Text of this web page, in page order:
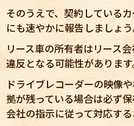
そのうえで、契約している
にも速やかに報告しましょう
リース車の所有者はリース
違反となる可能性があります
ドライブレコーダーの映像
拠が残っている場合は必ず
会社の指示に従って対応する